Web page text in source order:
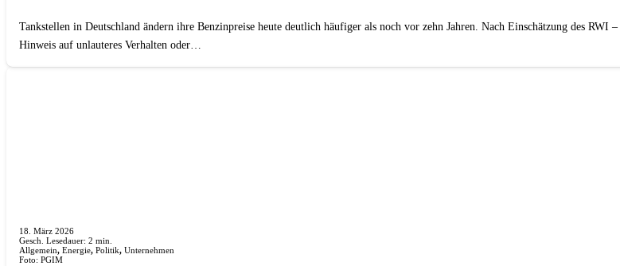
Tankstellen in Deutschland ändern ihre Benzinpreise heute deutlich häufiger als noch vor zehn Jahren. Nach Einschätzung des
Hinweis auf unlauteres Verhalten oder…
18. März 2026
Gesch. Lesedauer: 2 min.
Allgemein, Energie, Politik, Unternehmen
Foto: PGIM